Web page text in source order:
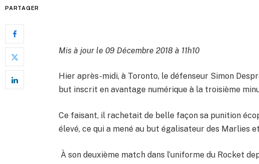
PARTAGER
Mis à jour le 09 Décembre 2018 à 11h10
Hier après-midi, à Toronto, le défenseur Simon
but inscrit en avantage numérique à la troisième
Ce faisant, il rachetait de belle façon sa punition
élevé, ce qui a mené au but égalisateur des Marlies
À son deuxième match dans l’uniforme du Rocket